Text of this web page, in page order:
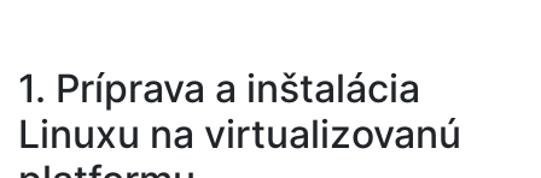
1. Príprava a inštalácia
Linuxu na virtualizovanú